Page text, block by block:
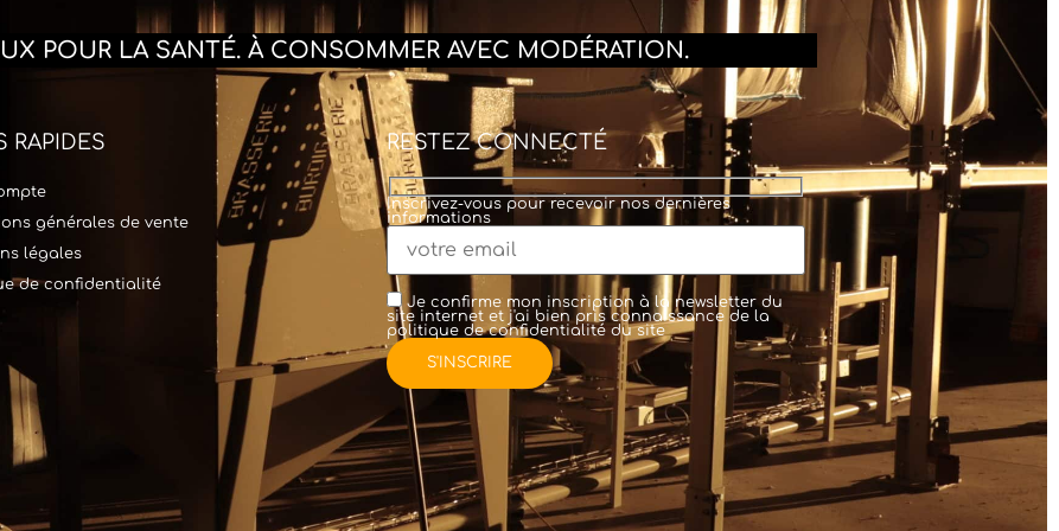
POUR LA SANTÉ. À CONSOMMER AVEC MODÉRATION.
RAPIDES
générales de vente
légales
de confidentialité
RESTEZ CONNECTÉ
Inscrivez-vous pour recevoir nos dernières
informations
Je confirme mon inscription à la newsletter du
site internet et j'ai bien pris connaissance de la
politique de confidentialitédu site